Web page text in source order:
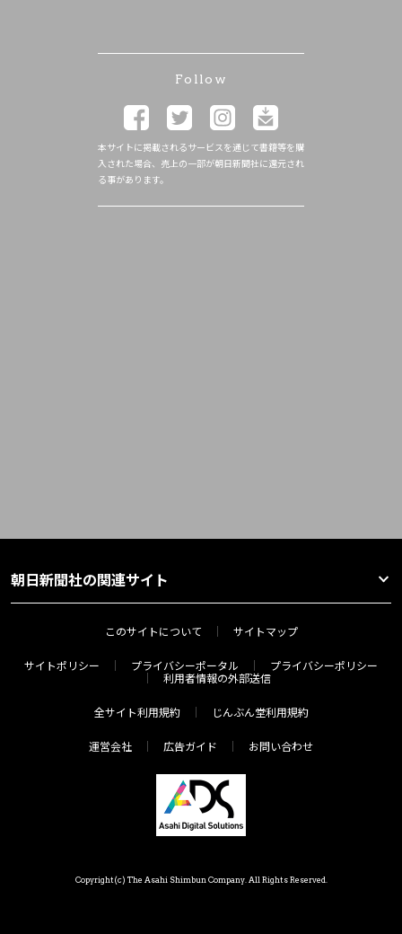
Follow
本サイトに掲載されるサービスを通じて書籍等を購
入された場合、売上の一部が朝日新聞社に還元され
る事があります。
朝日新聞社の関連サイト
このサイトについて サイトマップ
サイトポリシー プライバシーポータル
プライバシーポリシー
利用者情報の外部送信
全サイト利用規約 じんぶん堂利用規約
運営会社 広告ガイド お問い合わせ
Copyright(c) The Asahi Shimbun Company. All Rights Reserved.